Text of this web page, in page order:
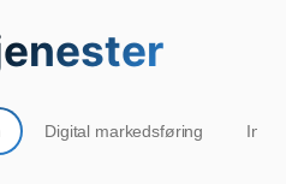
Digital markedsføring